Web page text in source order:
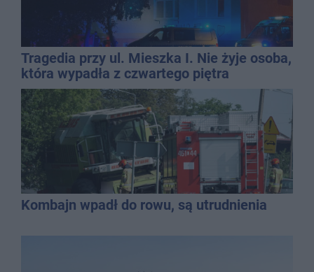
Tragedia przy ul. Mieszka I. Nie żyje osoba,
która wypadła z czwartego piętra
Kombajn wpadł do rowu, są utrudnienia